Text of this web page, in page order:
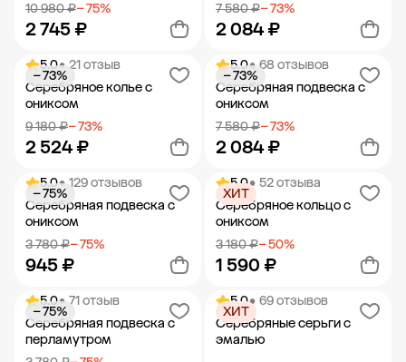
10 980 ₽− 75%
2 745 ₽
Добавить в корзину
7 580 ₽− 73%
2 084 ₽
Добавить в корзину
5.0• 21 отзыв
Серебряное колье с
ониксом
9 180 ₽− 73%
2 524 ₽
− 73%
Добавить в корзину
5.0• 68 отзывов
Серебряная подвеска с
ониксом
7 580 ₽− 73%
2 084 ₽
− 73%
Добавить в корзину
5.0• 129 отзывов
Серебряная подвеска с
ониксом
3 780 ₽− 75%
945 ₽
− 75%
Добавить в корзину
5.0• 52 отзыва
Серебряное кольцо с
ониксом
3 180 ₽− 50%
1 590 ₽
ХИТ
Добавить в корзину
5.0• 71 отзыв
Серебряная подвеска с
перламутром
− 75%
5.0• 69 отзывов
Серебряные серьги с
эмалью
ХИТ